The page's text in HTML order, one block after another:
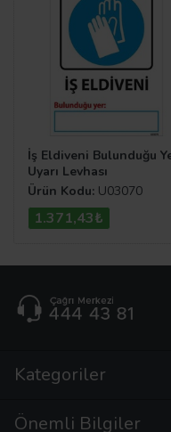
İş Eldiveni Bulunduğu
Uyarı Levhası
Ürün Kodu: U03070
1.371,43₺
Kategoriler
Önemli Bilgiler